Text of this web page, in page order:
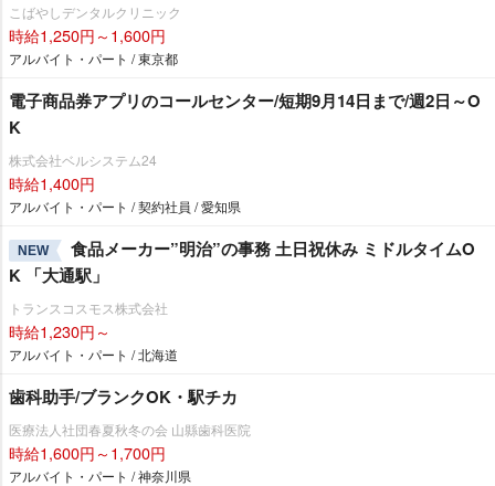
こばやしデンタルクリニック
時給1,250円～1,600円
アルバイト・パート / 東京都
電子商品券アプリのコールセンター/短期9月14日まで/週2日～O
K
株式会社ベルシステム24
時給1,400円
アルバイト・パート / 契約社員 / 愛知県
NEW
食品メーカー”明治”の事務 土日祝休み ミドルタイムO
K 「大通駅」
トランスコスモス株式会社
時給1,230円～
アルバイト・パート / 北海道
歯科助手/ブランクOK・駅チカ
医療法人社団春夏秋冬の会 山縣歯科医院
時給1,600円～1,700円
アルバイト・パート / 神奈川県